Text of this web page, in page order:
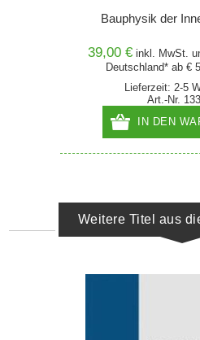
Bauphysik der
39,00 € inkl. MwSt.
Deutschland* ab €
Lieferzeit: 2-5
Art.-Nr.
IN DEN
Weitere Titel aus